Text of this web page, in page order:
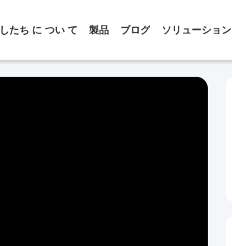
たち に つい て 製品 ブログ ソリューション